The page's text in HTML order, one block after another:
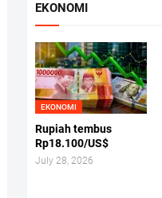
EKONOMI
EKONOMI
Rupiah tembus
Rp18.100/US$
July 28, 2026